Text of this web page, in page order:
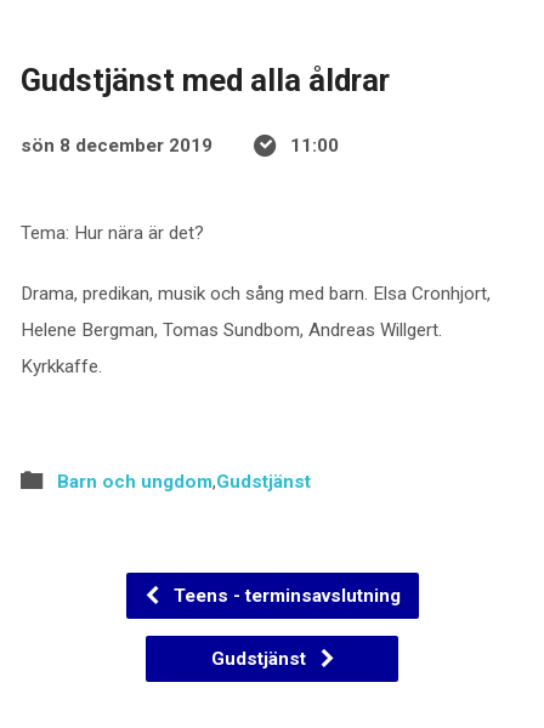
Gudstjänst med alla åldrar
sön 8 december 2019 11:00
Tema: Hur nära är det?
Drama, predikan, musik och sång med barn. Elsa Cronhjort,
Helene Bergman, Tomas Sundbom, Andreas Willgert.
Kyrkkaffe.
Barn och ungdom,Gudstjänst
Teens - terminsavslutning
Gudstjänst